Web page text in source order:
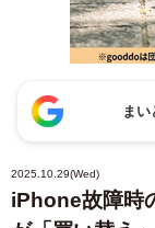
ま
2025.10.29(Wed)
iPhone故障時